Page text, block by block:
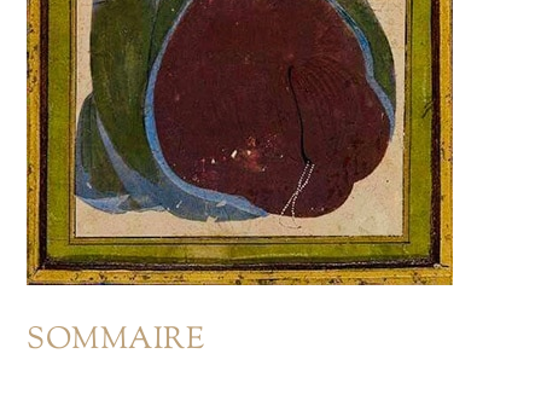
SOMMAIRE